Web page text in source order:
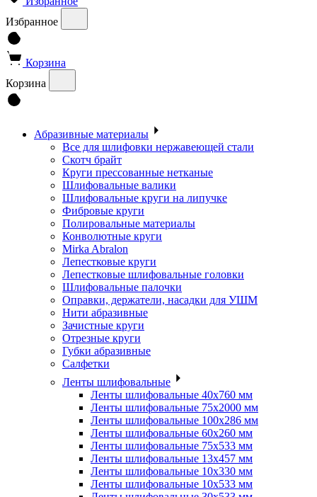
Избранное
Корзина
Корзина
Абразивные материалы
Все для шлифовки нержавеющей стали
Скотч брайт
Круги прессованные нетканые
Шлифовальные валики
Шлифовальные круги на липучке
Фибровые круги
Полировальные материалы
Конволютные круги
Mirka Abralon
Лепестковые круги
Лепестковые шлифовальные головки
Шлифовальные палочки
Оправки, держатели, насадки для УШМ
Нити абразивные
Зачистные круги
Отрезные круги
Губки абразивные
Салфетки
Ленты шлифовальные
Ленты шлифовальные 40х760 мм
Ленты шлифовальные 75х2000 мм
Ленты шлифовальные 100х286 мм
Ленты шлифовальные 60х260 мм
Ленты шлифовальные 75х533 мм
Ленты шлифовальные 13х457 мм
Ленты шлифовальные 10х330 мм
Ленты шлифовальные 10х533 мм